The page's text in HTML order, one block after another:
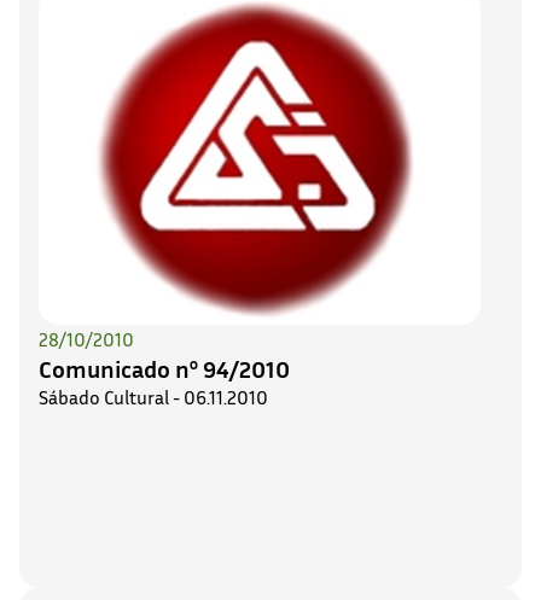
28/10/2010
Comunicado nº 94/2010
Sábado Cultural - 06.11.2010